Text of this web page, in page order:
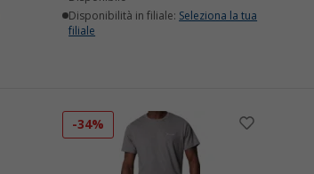
Disponibilità in filiale: Seleziona la tua
filiale
-34%